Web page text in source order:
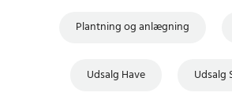
Plantning og anlægning
Udsalg Have Udsalg